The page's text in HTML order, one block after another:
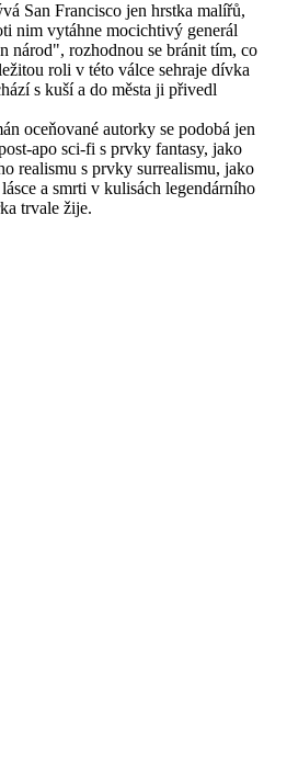
San Francisco jen hrstka malířů,
nim vytáhne mocichtivý generál
národ", rozhodnou se bránit tím, co
roli v této válce sehraje dívka
s kuší a do města ji přivedl
oceňované autorky se podobá jen
apo sci-fi s prvky fantasy, jako
realismu s prvky surrealismu, jako
a smrti v kulisách legendárního
trvale žije.